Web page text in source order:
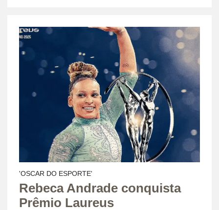
'OSCAR DO ESPORTE'
Rebeca Andrade conquista
Prêmio Laureus